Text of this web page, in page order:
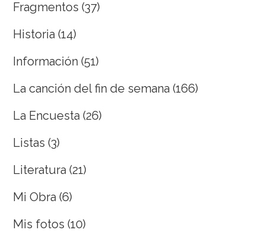
Fragmentos (37)
Historia (14)
Información (51)
La canción del fin de semana (166)
La Encuesta (26)
Listas (3)
Literatura (21)
Mi Obra (6)
Mis fotos (10)